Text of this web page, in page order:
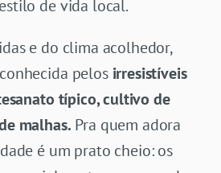
de vida local.
e do clima acolhedor,
pelos irresistíveis
típico, cultivo de
malhas. Pra quem adora
é um prato cheio: os